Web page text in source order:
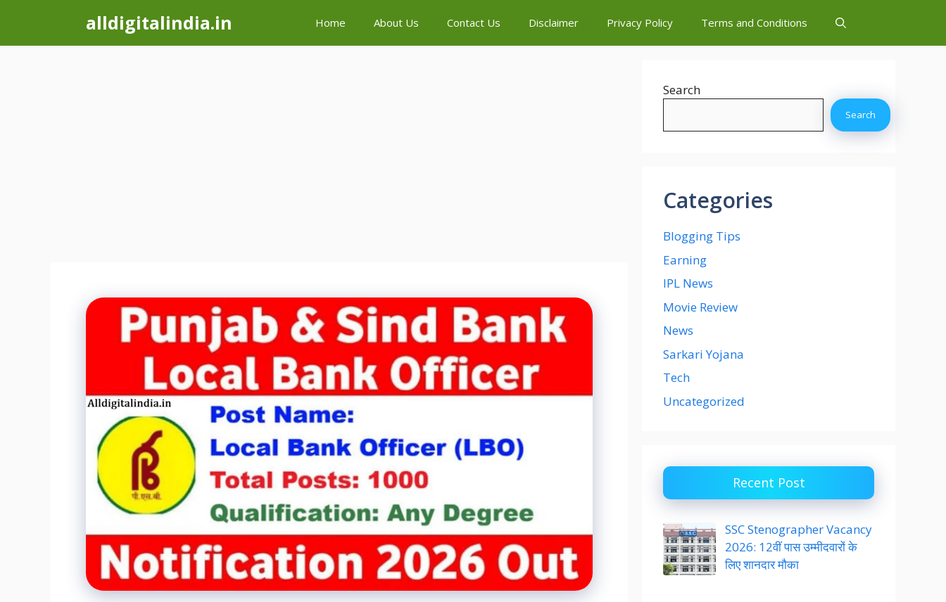
content
alldigitalindia.in Home About Us Contact Us Disclaimer Privacy Policy Terms and Conditions
Search
Search
Categories
Blogging Tips
Earning
IPL News
Movie Review
News
Sarkari Yojana
Tech
Uncategorized
Recent Post
SSC Stenographer Vacancy
2026: 12वीं पास उम्मीदवारों के
लिए शानदार मौका